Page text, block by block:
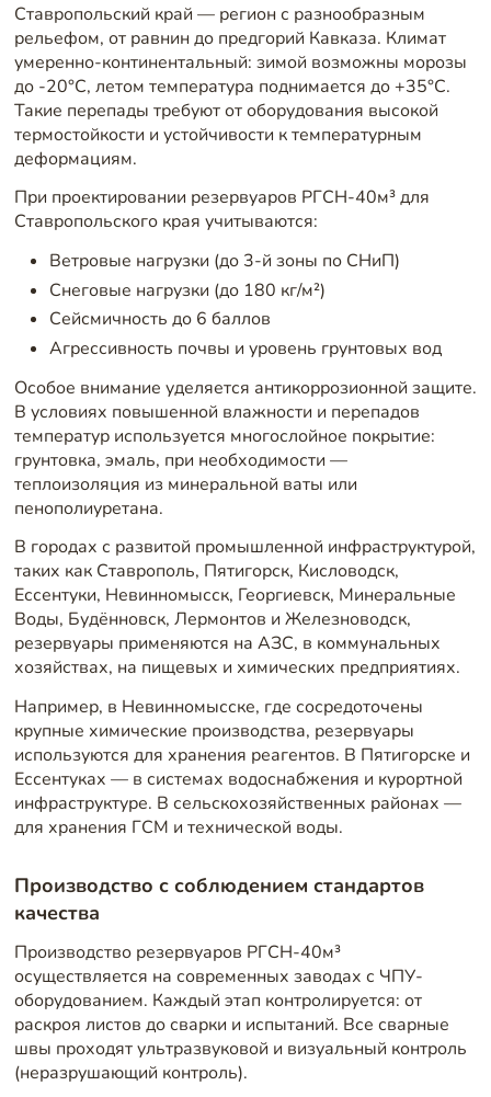
Ставропольский край — регион с разнообразным
рельефом, от равнин до предгорий Кавказа. Климат
умеренно-континентальный: зимой возможны морозы
до -20°C, летом температура поднимается до +35°C.
Такие перепады требуют от оборудования высокой
термостойкости и устойчивости к температурным
деформациям.
При проектировании резервуаров РГСН-40м³ для
Ставропольского края учитываются:
Ветровые нагрузки (до 3-й зоны по СНиП)
Снеговые нагрузки (до 180 кг/м²)
Сейсмичность до 6 баллов
Агрессивность почвы и уровень грунтовых вод
Особое внимание уделяется антикоррозионной защите.
В условиях повышенной влажности и перепадов
температур используется многослойное покрытие:
грунтовка, эмаль, при необходимости —
теплоизоляция из минеральной ваты или
пенополиуретана.
В городах с развитой промышленной инфраструктурой,
таких как Ставрополь, Пятигорск, Кисловодск,
Ессентуки, Невинномысск, Георгиевск, Минеральные
Воды, Будённовск, Лермонтов и Железноводск,
резервуары применяются на АЗС, в коммунальных
хозяйствах, на пищевых и химических предприятиях.
Например, в Невинномысске, где сосредоточены
крупные химические производства, резервуары
используются для хранения реагентов. В Пятигорске и
Ессентуках — в системах водоснабжения и курортной
инфраструктуре. В сельскохозяйственных районах —
для хранения ГСМ и технической воды.
Производство с соблюдением стандартов
качества
Производство резервуаров РГСН-40м³
осуществляется на современных заводах с ЧПУ-
оборудованием. Каждый этап контролируется: от
раскроя листов до сварки и испытаний. Все сварные
швы проходят ультразвуковой и визуальный контроль
(неразрушающий контроль).